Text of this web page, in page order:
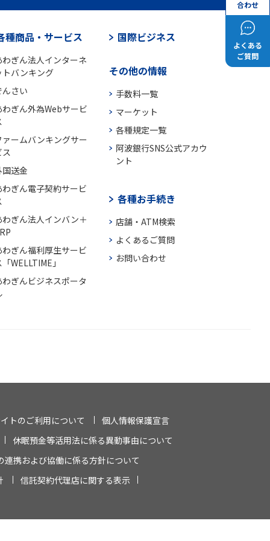
合わせ
よくある
ご質問
種商品・サービス
わぎん法人インターネ
トバンキング
んさい
わぎん外為Webサービ
ァームバンキングサー
ス
国送金
わぎん電子契約サービ
わぎん法人インバン＋
わぎん福利厚生サービ
「WELLTIME」
わぎんビジネスポータ
国際ビジネス
その他の情報
手数料一覧
マーケット
各種規定一覧
阿波銀行SNS公式アカウ
ント
各種お手続き
店舗・ATM検索
よくあるご質問
お問い合わせ
トのご利用について
個人情報保護宣言
休眠預金等活用法に係る異動事由について
連携および協働に係る方針について
信託契約代理店に関する表示